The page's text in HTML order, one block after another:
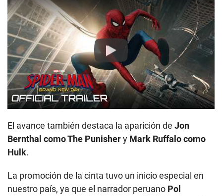
Play
El avance también destaca la aparición de Jon
Bernthal como The Punishery Mark Ruffalo como
Hulk.
La promoción de la cinta tuvo un inicio especial en
nuestro país, ya que el narrador peruano Pol